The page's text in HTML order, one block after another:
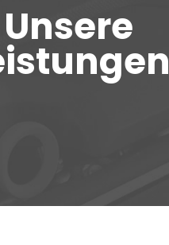
Unsere